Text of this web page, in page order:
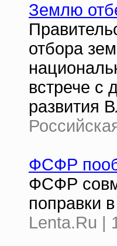
Землю
отбора
встрече с
развития
ФСФР
ФСФР
поправки
Lenta.Ru |